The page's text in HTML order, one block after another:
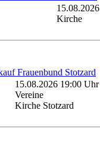
15.08.2026
Kirche
Frauenbund Stotzard
15.08.2026 19:00 Uhr
Vereine
Kirche Stotzard